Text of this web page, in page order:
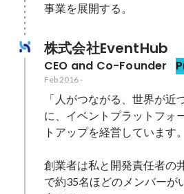
事業を展開する。
株式会社EventHub
CEO and Co-Founder
Feb 2016-
「人がつながる、世界が近
に、イベントプラットフォ
トアップを経営しています。
創業者は私と開発責任者の
で約35名ほどのメンバーが